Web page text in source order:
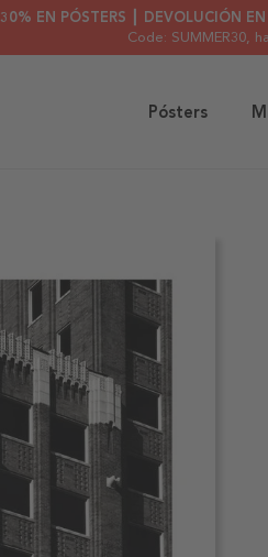
EN PÓSTERS ┃ DEVOLUCIÓN
Code: SUMMER30,
Pósters